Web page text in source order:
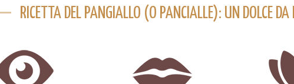
RICETTA DEL PANGIALLO (O PANCIALLE): UN DOLCE DA